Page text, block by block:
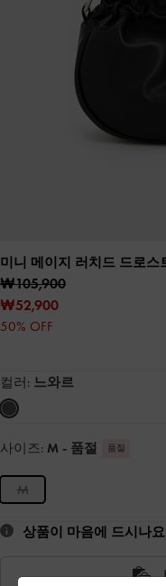
미니 메이지 러치드 드로스
₩105,900
₩52,900
50% OFF
컬러: 느와르
사이즈: M - 품절 품절
M
상품이 마음에 드시나